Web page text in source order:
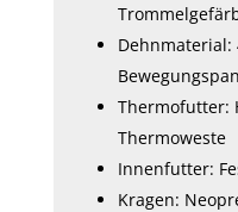
Dehnmaterial:
Thermofutter:
Thermoweste
Innenfutter:
Kragen: